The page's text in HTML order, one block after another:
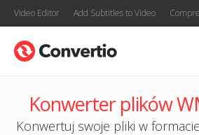
Video Editor Add Subtitles to Video
Konwerter plików
Konwertuj swoje pliki w